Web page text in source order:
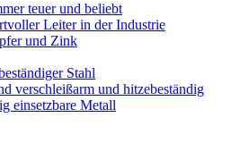
teuer und beliebt
Leiter in der Industrie
und Zink
Stahl
verschleißarm und hitzebeständig
einsetzbare Metall